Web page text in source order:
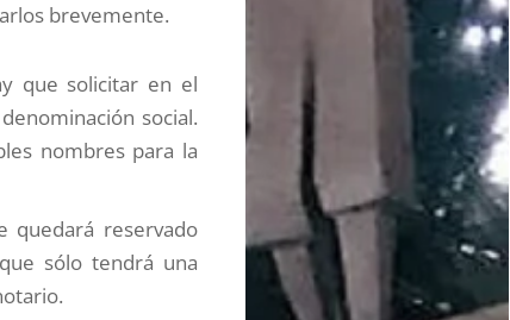
brevemente.
que solicitar en el
social.
nombres para la
quedará reservado
sólo tendrá una